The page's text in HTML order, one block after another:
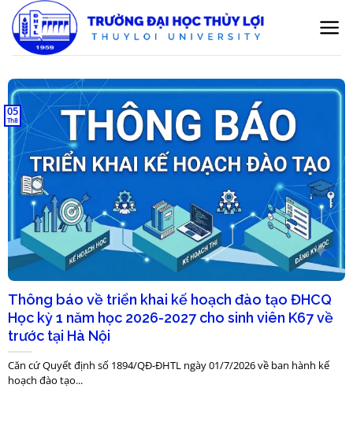
qua
nội
Thông báo về triển khai kế hoạch đào tạo ĐHCQ
Học kỳ 1 năm học 2026-2027 cho sinh viên K67 về
trước tại Hà Nội
Căn cứ Quyết định số 1894/QĐ-ĐHTL ngày 01/7/2026 về ban hành kế
hoạch đào tạo...
05
Th8